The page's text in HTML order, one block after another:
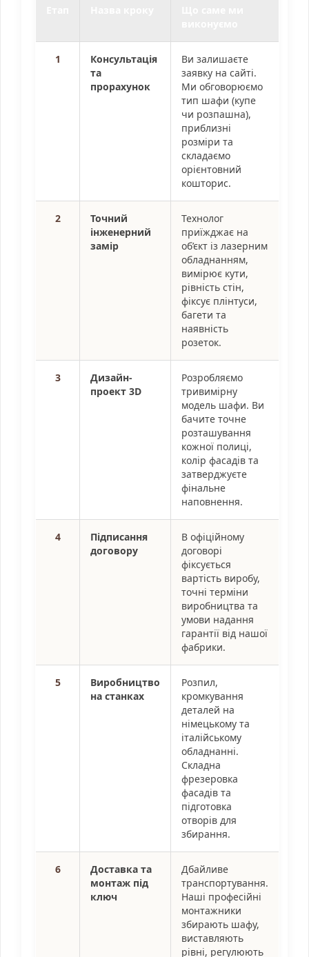
1
Консультація
та
прорахунок
Ви залишаєте
заявку на сайті.
Ми обговорюємо
тип шафи (купе
чи розпашна),
приблизні
розміри та
складаємо
орієнтовний
кошторис.
2
Точний
інженерний
замір
Технолог
приїжджає на
об’єкт із лазерним
обладнанням,
вимірює кути,
рівність стін,
фіксує плінтуси,
багети та
наявність
розеток.
3
Дизайн-
проект 3D
Розробляємо
тривимірну
модель шафи. Ви
бачите точне
розташування
кожної полиці,
колір фасадів та
затверджуєте
фінальне
наповнення.
4
Підписання
договору
В офіційному
договорі
фіксується
вартість виробу,
точні терміни
виробництва та
умови надання
гарантії від нашої
фабрики.
5
Виробництво
на станках
Розпил,
кромкування
деталей на
німецькому та
італійському
обладнанні.
Складна
фрезеровка
фасадів та
підготовка
отворів для
збирання.
6
Доставка та
монтаж під
ключ
Дбайливе
транспортування.
Наші професійні
монтажники
збирають шафу,
виставляють
рівні, регулюють